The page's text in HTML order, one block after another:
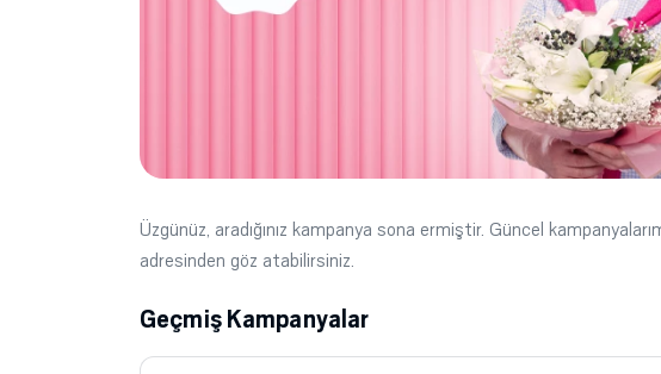
Üzgünüz, aradığınız kampanya sona ermiştir. Güncel
adresinden göz atabilirsiniz.
Geçmiş Kampanyalar